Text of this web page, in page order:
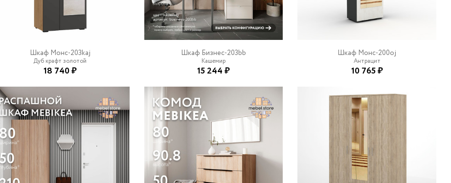
Шкаф Монс-203kaj
Дуб крафт золотой
18 740 ₽
Шкаф Бизнес-203bb
Кашемир
15 244 ₽
Шкаф Монс-200oj
Антрацит
10 765 ₽